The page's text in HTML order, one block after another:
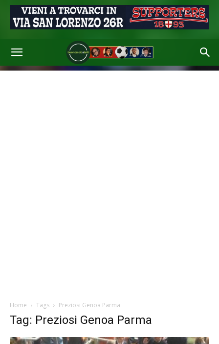
Home Tags Preziosi Genoa Parma
Tag: Preziosi Genoa Parma